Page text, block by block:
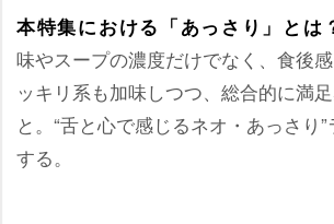
本特集における「あっさり」とは
味やスープの濃度だけでなく、食後
ッキリ系も加味しつつ、総合的に満
と。“舌と心で感じるネオ・あっさり
する。